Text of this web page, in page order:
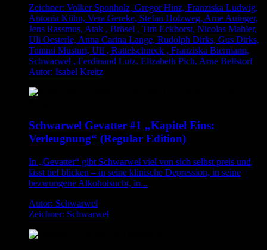
Zeichner: Volker Sponholz, Gregor Hinz, Franziska Ludwig,
Antonia Kühn, Vera Gereke, Stefan Holzweg, Arne Auinger,
Jens Rassmus, Atak , Brösel , Tim Eckhorst, Nicolas Mahler,
Uli Oesterle, Anna Carina Lange, Rudolph Dirks, Gus Dirks,
Tommi Musturi, Ulf , Rattelschneck , Franziska Biermann,
Schwarwel , Ferdinand Lutz, Elizabeth Pich, Arne Bellstorf
Autor: Isabel Kreitz
Schwarwel Gevatter #1 „Kapitel Eins:
Verleugnung“ (Regular Edition)
In „Gevatter“ gibt Schwarwel viel von sich selbst preis und
lässt tief blicken – in seine klinische Depression, in seine
bezwungene Alkoholsucht, in...
Autor: Schwarwel
Zeichner: Schwarwel